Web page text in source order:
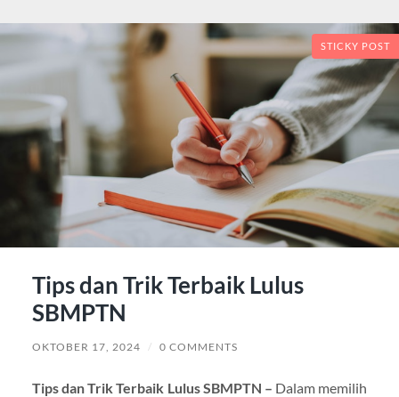
STICKY POST
Tips dan Trik Terbaik Lulus
SBMPTN
OKTOBER 17, 2024 / 0 COMMENTS
Tips dan Trik Terbaik Lulus SBMPTN – Dalam memilih